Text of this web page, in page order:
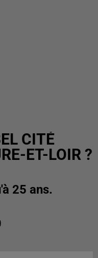
CITÉ
ET-LOIR ?
25 ans.